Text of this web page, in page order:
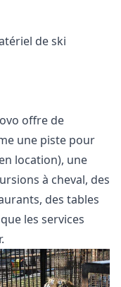
de ski
offre de
une piste pour
location), une
à cheval, des
des tables
les services